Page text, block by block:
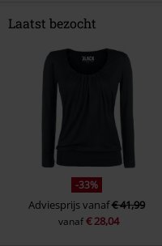
Commentaar versturen
Laatst bezocht
-33%
Adviesprijsvanaf€ 41,99
vanaf€ 28,04